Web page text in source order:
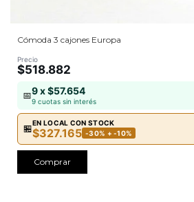
Cómoda 3 cajones Europa
Precio
$518.882
📅9 x $57.654
9 cuotas sin interés
🏪
EN LOCAL CON STOCK
$327.165 -30% + -10%
Comprar